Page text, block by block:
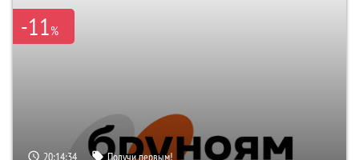
-11%
20:14:33 Получи первым!